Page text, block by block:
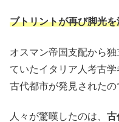
ブトリントが再び脚光
オスマン帝国支配から
ていたイタリア人考古
古代都市が発見されたの
人々が驚嘆したのは、 古